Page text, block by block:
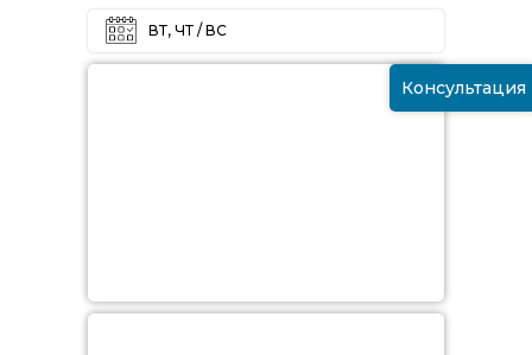
ВТ, ЧТ / ВС
Консультация